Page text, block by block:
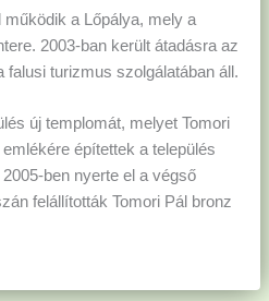
működik a Lőpálya, mely a
2003-ban került átadásra az
falusi turizmus szolgálatában áll.
új templomát, melyet Tomori
építettek a település
ben nyerte el a végső
felállították Tomori Pál bronz